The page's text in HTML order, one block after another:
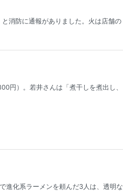
消防に通報がありました。火は店舗の
円）。若井さんは「煮干しを煮出し、
進化系ラーメンを頼んだ3人は、透明な